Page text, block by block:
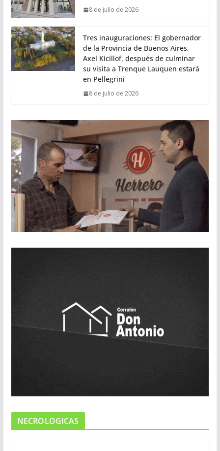
8 de julio de 2026
Tres inauguraciones: El gobernador
de la Provincia de Buenos Aires,
Axel Kicillof, después de culminar
su visita a Trenque Lauquen estará
en Pellegrini
8 de julio de 2026
NECROLOGICAS